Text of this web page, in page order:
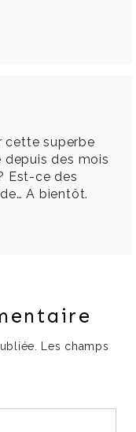
cette superbe
depuis des mois
Est-ce des
A bientôt.
Les champs